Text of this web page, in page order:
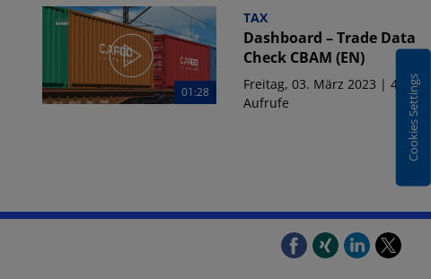
01:28
TAX
Dashboard – Trade Data
Check CBAM (EN)
Freitag, 03. März 2023 | 412
Aufrufe
Cookies Settings